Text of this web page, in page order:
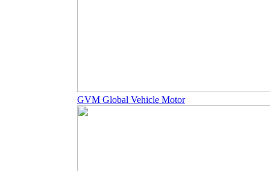
GVM Global Vehicle Motor